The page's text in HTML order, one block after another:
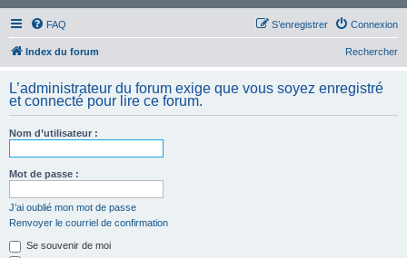
FAQ Connexion
S’enregistrer
Index du forum Rechercher
L’administrateur du forum exige que vous soyez enregistré
et connecté pour lire ce forum.
Nom d’utilisateur :
Mot de passe :
J’ai oublié mon mot de passe
Renvoyer le courriel de confirmation
Se souvenir de moi